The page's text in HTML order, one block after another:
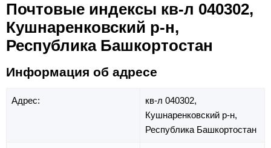
Почтовые индексы кв-л 040302,
Кушнаренковский р-н,
Республика Башкортостан
Информация об адресе
Адрес:
кв-л 040302,
Кушнаренковский р-н,
Республика Башкортостан